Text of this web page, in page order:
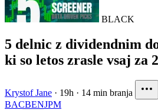
BLACK
5 delnic z dividendnim
ki so letos zrasle vsaj za
Krystof Jane · 19h · 14 min branja
BACBENJPM